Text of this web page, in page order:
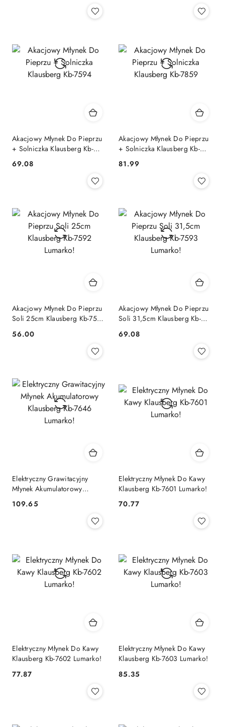
Akacjowy Młynek Do Pieprzu
+ Solniczka Klausberg Kb-
Cena:
69.08
Akacjowy Młynek Do Pieprzu
+ Solniczka Klausberg Kb-
Cena:
81.99
Akacjowy Młynek Do Pieprzu
Soli 25cm Klausberg Kb-7592
Cena:
56.00
Akacjowy Młynek Do Pieprzu
Soli 31,5cm Klausberg Kb-
Cena:
69.08
Elektryczny Grawitacyjny
Młynek Akumulatorowy
Cena:
109.65
Elektryczny Młynek Do Kawy
Klausberg Kb-7601 Lumarko!
Cena:
70.77
Elektryczny Młynek Do Kawy
Klausberg Kb-7602 Lumarko!
Cena:
77.87
Elektryczny Młynek Do Kawy
Klausberg Kb-7603 Lumarko!
Cena:
85.35